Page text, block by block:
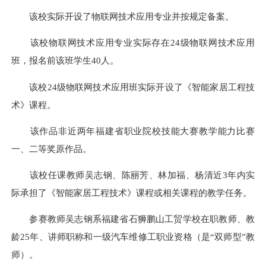
该校实际开设了物联网技术应用专业并按规定备案。
该校物联网技术应用专业实际存在24级物联网技术应用
班，报名前该班学生40人。
该校24级物联网技术应用班实际开设了《智能家居工程技
术》课程。
该作品非近两年福建省职业院校技能大赛教学能力比赛
一、二等奖原作品。
该校任课教师吴志钢、陈丽芳、林加福、杨清近3年内实
际承担了《智能家居工程技术》课程或相关课程的教学任务。
参赛教师吴志钢系福建省石狮鹏山工贸学校在职教师、教
龄25年、讲师职称和一级汽车维修工职业资格（是“双师型”教
师）。